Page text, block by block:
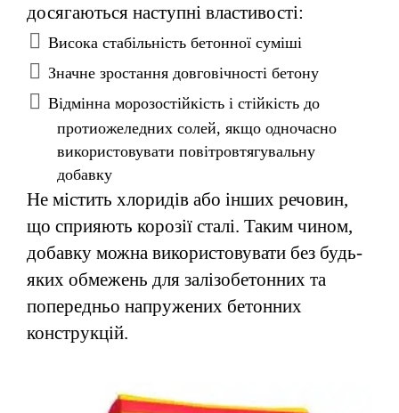
досягаються наступні властивості:
Висока стабільність бетонної суміші
Значне зростання довговічності бетону
Відмінна морозостійкість і стійкість до
протиожеледних солей, якщо одночасно
використовувати повітровтягувальну
добавку
Не містить хлоридів або інших речовин,
що сприяють корозії сталі. Таким чином,
добавку можна використовувати без будь-
яких обмежень для залізобетонних та
попередньо напружених бетонних
конструкцій.